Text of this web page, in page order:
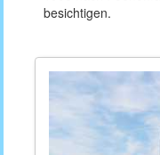
besichtigen.